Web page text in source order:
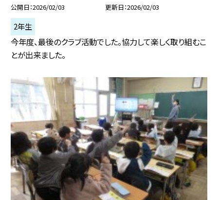
公開日 2026/02/03 更新日 2026/02/03
2年生
今年度、最後のクラブ活動でした。協力して楽しく取り組むこ
とが出来ました。